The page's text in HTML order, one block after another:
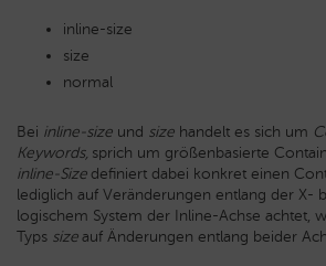
inline-size
size
normal
Bei inline-size und size handelt es sich um
Keywords, sprich um größenbasierte
inline-Size definiert dabei konkret einen
lediglich auf Veränderungen entlang der X-
logischem System der Inline-Achse achtet,
Typs sizeauf Änderungen entlang beider